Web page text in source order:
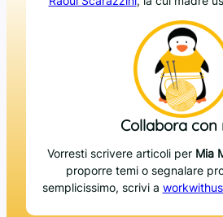
Collabora con
Vorresti scrivere articoli per Mia
proporre temi o segnalare
semplicissimo, scrivi a